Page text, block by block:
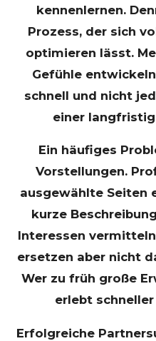
kennenlernen.
Prozess, der sich
optimieren lässt.
Gefühle
schnell und nicht
einer
Ein häufiges
Vorstellungen.
ausgewählte Seiten
kurze
Interessen
ersetzen aber nicht
Wer zu früh große
erlebt
Erfolgreiche